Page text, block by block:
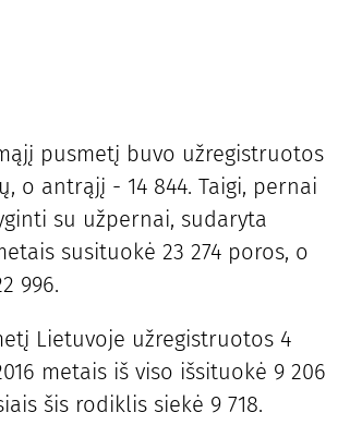
pusmetį buvo užregistruotos
o antrąjį - 14 844. Taigi, pernai
su užpernai, sudaryta
susituokė 23 274 poros, o
996.
Lietuvoje užregistruotos 4
metais iš viso išsituokė 9 206
šis rodiklis siekė 9 718.